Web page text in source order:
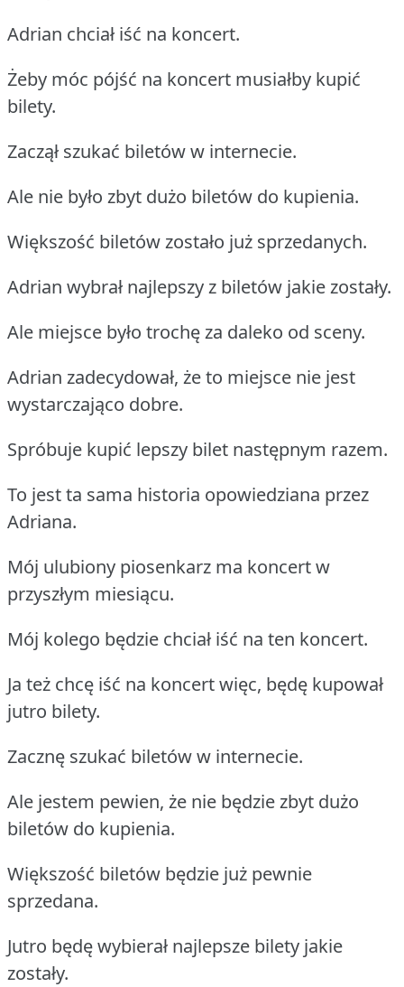
Adrian chciał iść na koncert.
Żeby móc pójść na koncert musiałby kupić
bilety.
Zaczął szukać biletów w internecie.
Ale nie było zbyt dużo biletów do kupienia.
Większość biletów zostało już sprzedanych.
Adrian wybrał najlepszy z biletów jakie zostały.
Ale miejsce było trochę za daleko od sceny.
Adrian zadecydował, że to miejsce nie jest
wystarczająco dobre.
Spróbuje kupić lepszy bilet następnym razem.
To jest ta sama historia opowiedziana przez
Adriana.
Mój ulubiony piosenkarz ma koncert w
przyszłym miesiącu.
Mój kolego będzie chciał iść na ten koncert.
Ja też chcę iść na koncert więc, będę kupował
jutro bilety.
Zacznę szukać biletów w internecie.
Ale jestem pewien, że nie będzie zbyt dużo
biletów do kupienia.
Większość biletów będzie już pewnie
sprzedana.
Jutro będę wybierał najlepsze bilety jakie
zostały.